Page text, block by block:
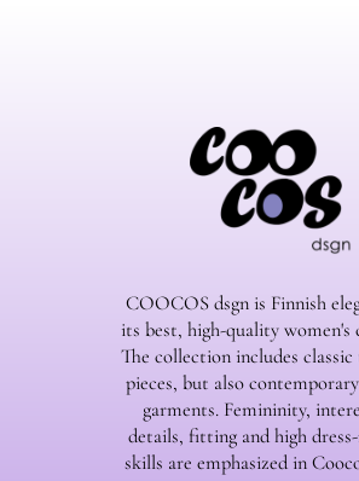
COOCOS dsgn is Finnish
its best, high-quality women's
The collection includes classic
pieces, but also
garments. Femininity,
details, fitting and high
skills are emphasized in